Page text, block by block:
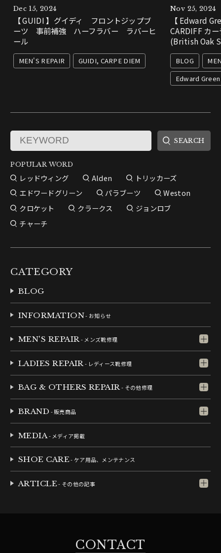
Dec 15, 2024
【 GUIDI 】グイディ フロントジップブ
ーツ 事前補強 ハーフラバー ラバーヒ
ール
MEN'S REPAIR GUIDI, CARPE DIEM
Nov 25, 2024
【 Edward
CARDIFF カ
(British Oak
BLOG
Edward Green
POPULAR WORD
レッドウィング Alden
トリッカーズ
エドワードグリーン
パラブーツ
Weston
クロケット
クラークス
ジョンロブ
チャーチ
CATEGORY
BLOG
INFORMATION- お知らせ
MEN'S REPAIR- メンズ靴修理
LADIES REPAIR- レディース靴修理
BAG & OTHERS REPAIR- その他修理
BRAND - 販売商品
MEDIA- メディア掲載
SHOE CARE- ケア用品、メンテナンス
ARTICLE- その他の記事
CONTACT